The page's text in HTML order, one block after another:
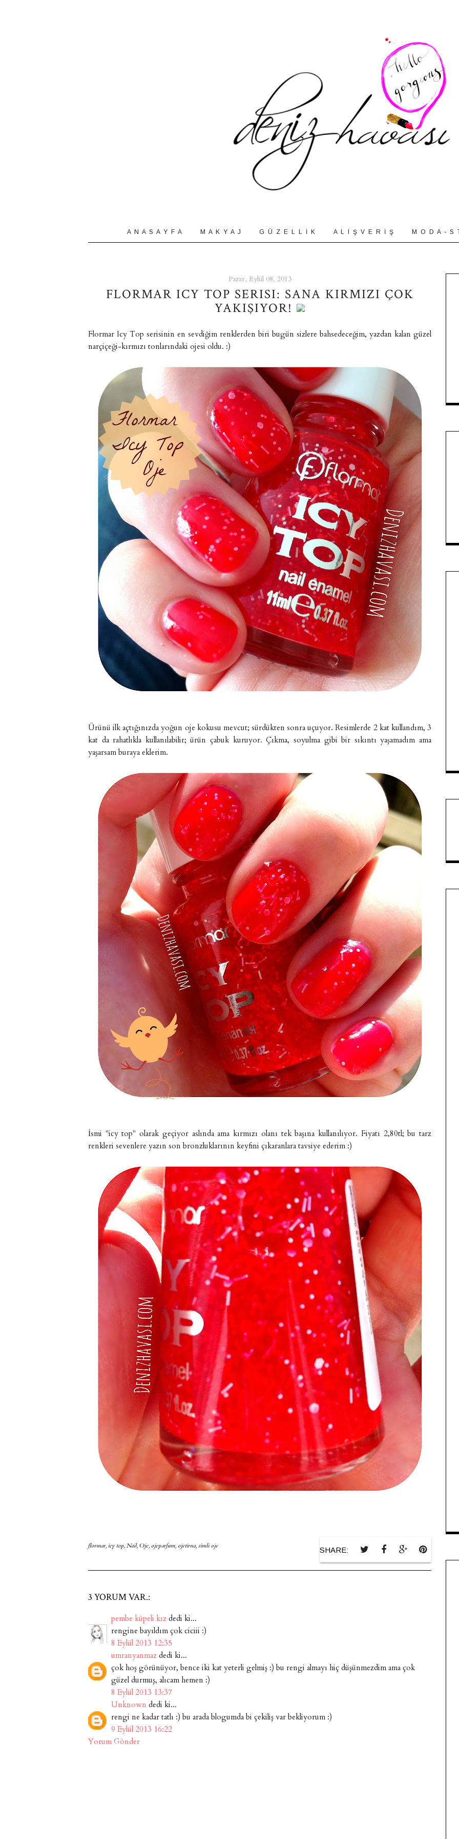
A N A S A Y F A M A K Y A J G Ü Z E L L İ K A L I Ş V E R İ Ş M O D A - S
Pazar, Eylül 08, 2013
FLORMAR ICY TOP SERISI: SANA KIRMIZI ÇOK
YAKIŞIYOR!
Flormar Icy Top serisinin en sevdiğim renklerden biri bugün sizlere bahsedeceğim, yazdan kalan güzel
narçiçeği-kırmızı tonlarındaki ojesi oldu. :)
Ürünü ilk açtığınızda yoğun oje kokusu mevcut; sürdükten sonra uçuyor. Resimlerde 2 kat kullandım, 3
kat da rahatlıkla kullanılabilir; ürün çabuk kuruyor. Çıkma, soyulma gibi bir sıkıntı yaşamadım ama
yaşarsam buraya eklerim.
İsmi "icy top" olarak geçiyor aslında ama kırmızı olanı tek başına kullanılıyor. Fiyatı 2,80tl; bu tarz
renkleri sevenlere yazın son bronzluklarının keyfini çıkaranlara tavsiye ederim :)
flormar, icy top,Nail,Oje, ojeparfum, ojetirna,simli oje SHARE:
3 YORUM VAR.:
pembe küpeli kız dedi ki...
rengine bayıldım çok ciciii :)
8 Eylül 2013 12:35
umranyanmaz dedi ki...
çok hoş görünüyor, bence iki kat yeterli gelmiş :) bu rengi almayı hiç düşünmezdim ama çok
güzel durmuş, alıcam hemen :)
8 Eylül 2013 13:37
Unknown dedi ki...
rengi ne kadar tatlı :) bu arada blogumda bi çekiliş var bekliyorum :)
9 Eylül 2013 16:22
Yorum Gönder